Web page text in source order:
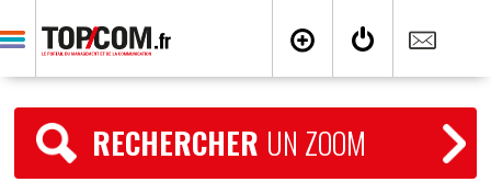
RECHERCHER UN ZOOM